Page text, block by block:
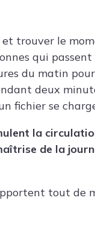
trouver le
qui passent
du matin
deux
fichier se
la
de la
tout de